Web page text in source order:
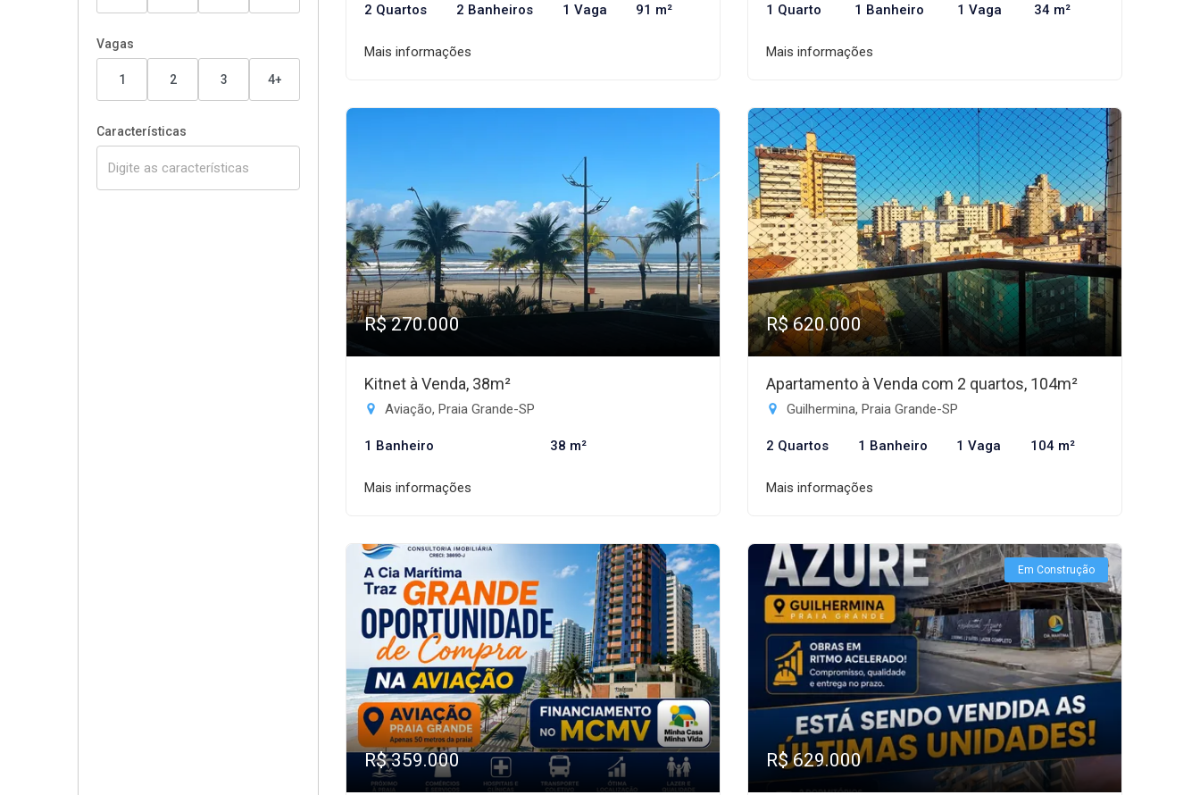
Vagas
1 2 3 4+
Características
2 Quartos 2 Banheiros 1 Vaga 91 m²
Mais informações
1 Quarto 1 Banheiro 1 Vaga 34 m²
Mais informações
R$ 270.000
Kitnet à Venda, 38m²
Aviação, Praia Grande-SP
1 Banheiro 38 m²
Mais informações
R$ 620.000
Apartamento à Venda com 2 quartos, 104m²
Guilhermina, Praia Grande-SP
2 Quartos 1 Banheiro 1 Vaga 104 m²
Mais informações
R$ 359.000
Em Construção
R$ 629.000